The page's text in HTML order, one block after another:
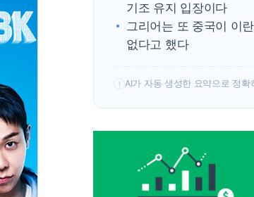
기조 유지 입장이다
그리어는 또 중국이 이
없다고 했다
! AI가 자동 생성한 요약으로 정확